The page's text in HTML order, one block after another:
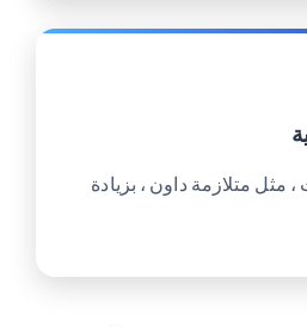
مثل متلازمة داون ، بزيادة